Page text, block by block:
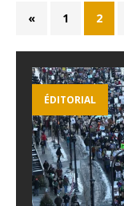
« 1 2
ÉDITORIAL